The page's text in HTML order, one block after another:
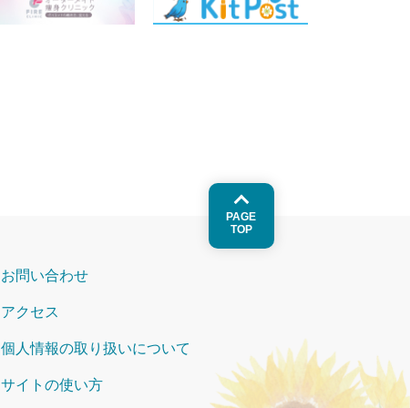
PAGE
TOP
お問い合わせ
アクセス
個人情報の取り扱いについて
サイトの使い方